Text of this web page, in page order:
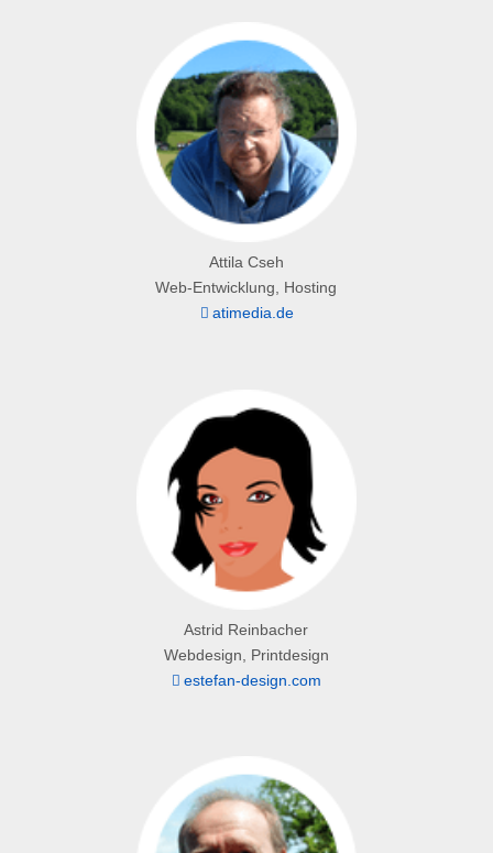
Attila Cseh
Web-Entwicklung, Hosting
atimedia.de
Astrid Reinbacher
Webdesign, Printdesign
estefan-design.com